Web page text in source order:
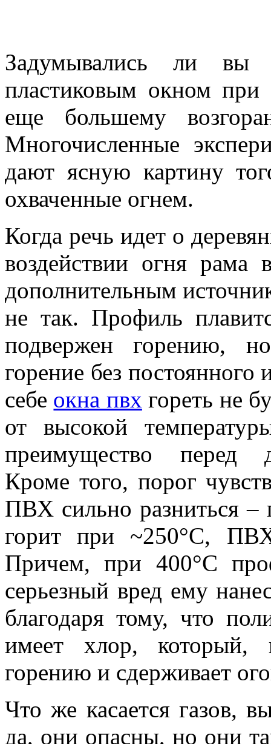
Задумывались ли вы
пластиковым окном при
еще большему
Многочисленные
дают ясную картину
охваченные огнем.
Когда речь идет о
воздействии огня рама
дополнительным
не так. Профиль
подвержен горению,
горение без постоянного
себе окна пвх гореть не
от высокой
преимущество перед
Кроме того, порог
ПВХ сильно разниться –
горит при ~250°С,
Причем, при 400°С
серьезный вред ему
благодаря тому, что
имеет хлор, который,
горению и сдерживает
Что же касается газов,
да, они опасны, но они